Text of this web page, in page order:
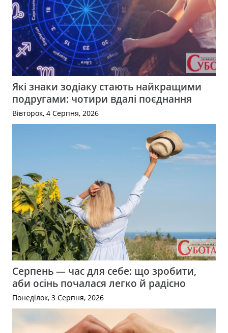
Які знаки зодіаку стають найкращими
подругами: чотири вдалі поєднання
Вівторок, 4 Серпня, 2026
Серпень — час для себе: що зробити,
аби осінь почалася легко й радісно
Понеділок, 3 Серпня, 2026